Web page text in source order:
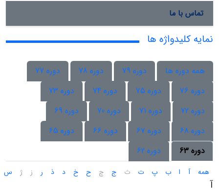
تماس با ما
نمایه کلیدواژه ها
همه دوره ها دوره 79 دوره 78
دوره 77
دوره 76
دوره 75 دوره 74
دوره 73
دوره 72
دوره 71 دوره 70
دوره 69
دوره 68
دوره 67 دوره 66
دوره 65
دوره 63
دوره 62
همه آ ا ب پ ت ث ج چ ح خ د ذ ر ز ژ س
آ